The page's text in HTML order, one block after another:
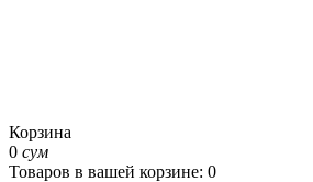
Корзина
0 сум
Товаров в вашей корзине: 0